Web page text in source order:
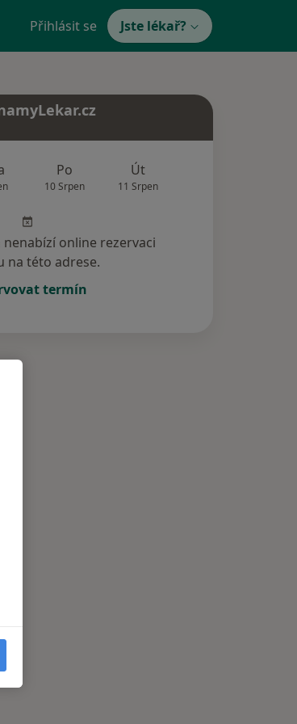
Přihlásit se Jste lékař?
Po
10 Srpen
Út
11 Srpen
online rezervaci
na této adrese.
termín